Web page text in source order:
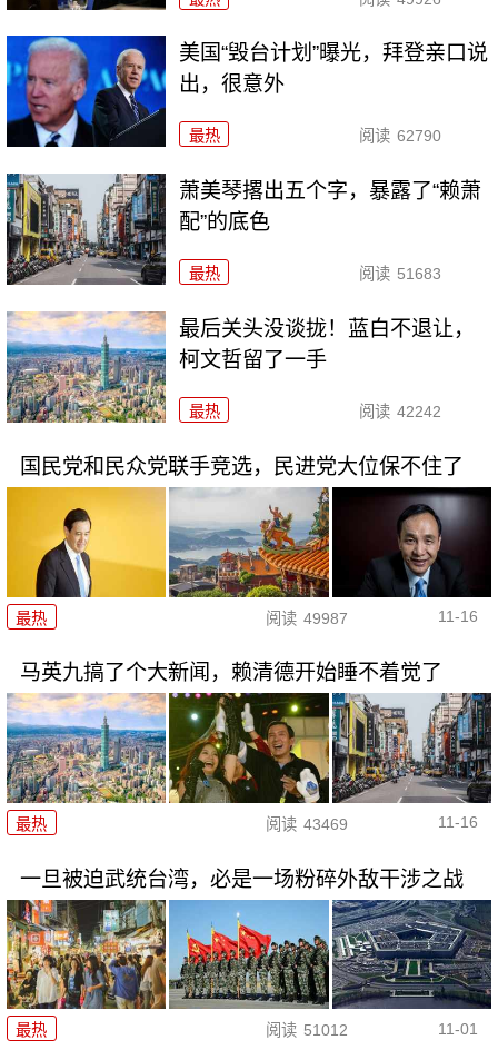
美国“毁台计划”曝光，拜登亲口说
出，很意外
最热 阅读 62790
萧美琴撂出五个字，暴露了“赖萧
配”的底色
最热 阅读 51683
最后关头没谈拢！蓝白不退让，
柯文哲留了一手
最热 阅读 42242
国民党和民众党联手竞选，民进党大位保不住了
最热 阅读 49987 11-16
马英九搞了个大新闻，赖清德开始睡不着觉了
最热 阅读 43469 11-16
一旦被迫武统台湾，必是一场粉碎外敌干涉之战
最热 阅读 51012 11-01